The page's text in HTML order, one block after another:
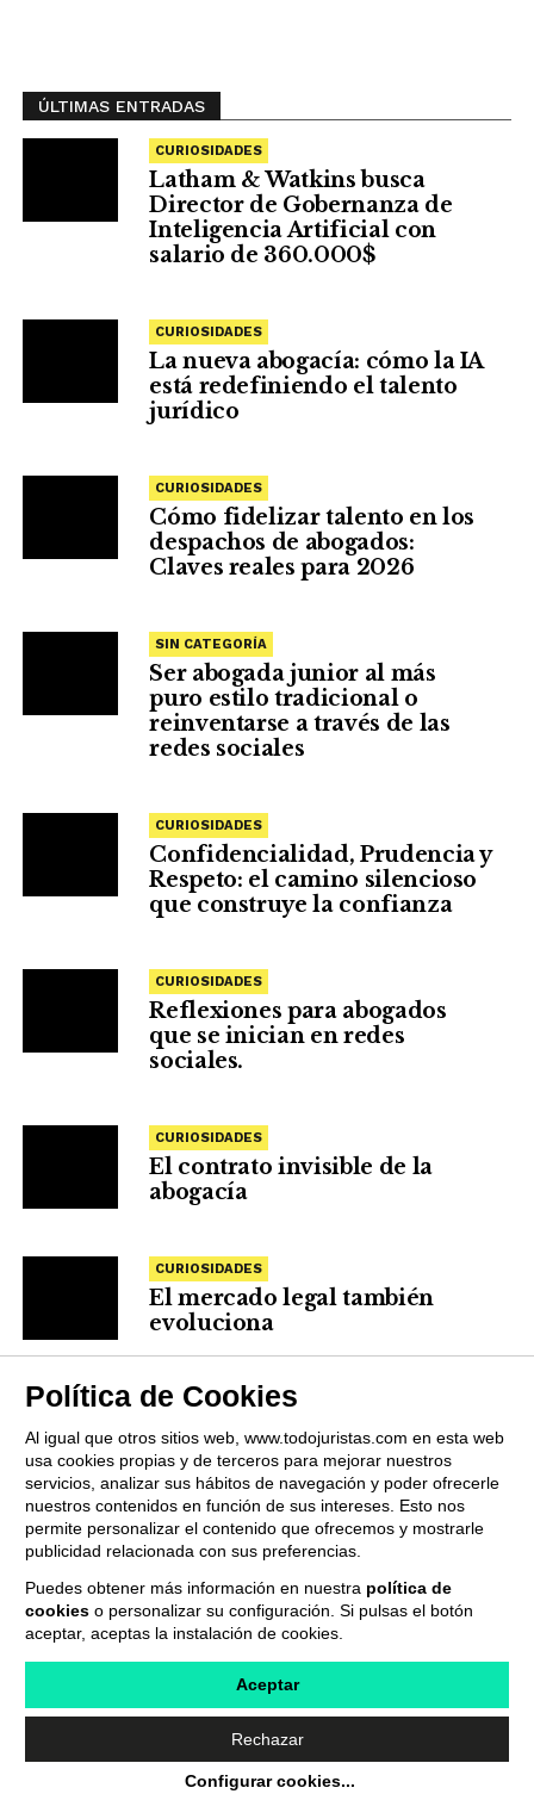
ÚLTIMAS ENTRADAS
CURIOSIDADES
Latham & Watkins busca
Director de Gobernanza de
Inteligencia Artificial con
salario de 360.000$
CURIOSIDADES
La nueva abogacía: cómo la IA
está redefiniendo el talento
jurídico
CURIOSIDADES
Cómo fidelizar talento en los
despachos de abogados:
Claves reales para 2026
SIN CATEGORÍA
Ser abogada junior al más
puro estilo tradicional o
reinventarse a través de las
redes sociales
CURIOSIDADES
Confidencialidad, Prudencia y
Respeto: el camino silencioso
que construye la confianza
CURIOSIDADES
Reflexiones para abogados
que se inician en redes
sociales.
CURIOSIDADES
El contrato invisible de la
abogacía
CURIOSIDADES
El mercado legal también
evoluciona
QUIENES SOMOS PUBLICIDAD
PROVEEDORES
TERMINOS Y CONDICIONES
POLÍTICA DE PRIVACIDAD
Copyright © 2019 Todojuristas.com Todos los Derechos
Reservados
Política de Cookies
Al igual que otros sitios web, www.todojuristas.com en esta web
usa cookies propias y de terceros para mejorar nuestros
servicios, analizar sus hábitos de navegación y poder ofrecerle
nuestros contenidos en función de sus intereses. Esto nos
permite personalizar el contenido que ofrecemos y mostrarle
publicidad relacionada con sus preferencias.
Puedes obtener más información en nuestra política de
cookies o personalizar su configuración. Si pulsas el botón
aceptar, aceptas la instalación de cookies.
Aceptar
Rechazar
Configurar cookies...